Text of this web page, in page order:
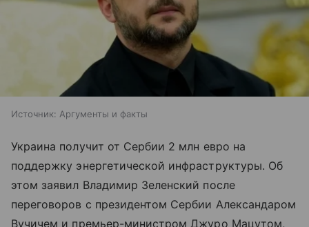
Источник: Аргументы и факты
Украина получит от Сербии 2 млн евро на
поддержку энергетической инфраструктуры. Об
этом заявил Владимир Зеленский после
переговоров с президентом Сербии Александаром
Вучичем и премьер-министром Джуро Мацутом,